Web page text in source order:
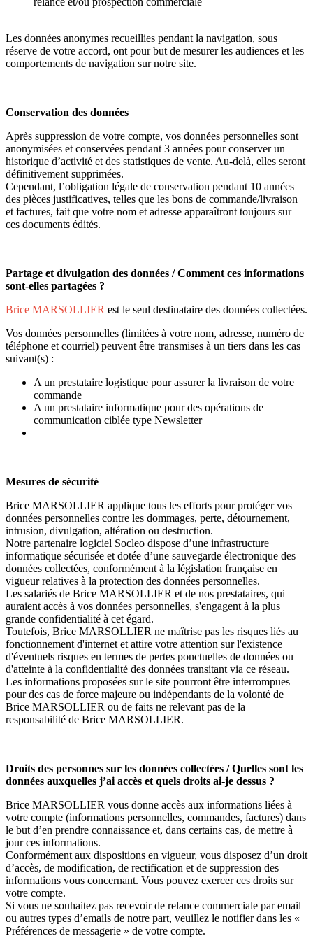
Les données anonymes recueillies pendant la navigation, sous
réserve de votre accord, ont pour but de mesurer les audiences et les
comportements de navigation sur notre site.
Conservation des données
Après suppression de votre compte, vos données personnelles sont
anonymisées et conservées pendant 3 années pour conserver un
historique d’activité et des statistiques de vente. Au-delà, elles seront
définitivement supprimées.
Cependant, l’obligation légale de conservation pendant 10 années
des pièces justificatives, telles que les bons de commande/livraison
et factures, fait que votre nom et adresse apparaîtront toujours sur
ces documents édités.
Partage et divulgation des données / Comment ces informations
sont-elles partagées ?
Brice MARSOLLIER est le seul destinataire des données collectées.
Vos données personnelles (limitées à votre nom, adresse, numéro de
téléphone et courriel) peuvent être transmises à un tiers dans les cas
suivant(s) :
A un prestataire logistique pour assurer la livraison de votre
commande
A un prestataire informatique pour des opérations de
communication ciblée type Newsletter
Mesures de sécurité
Brice MARSOLLIER applique tous les efforts pour protéger vos
données personnelles contre les dommages, perte, détournement,
intrusion, divulgation, altération ou destruction.
Notre partenaire logiciel Socleo dispose d’une infrastructure
informatique sécurisée et dotée d’une sauvegarde électronique des
données collectées, conformément à la législation française en
vigueur relatives à la protection des données personnelles.
Les salariés de Brice MARSOLLIER et de nos prestataires, qui
auraient accès à vos données personnelles, s'engagent à la plus
grande confidentialité à cet égard.
Toutefois, Brice MARSOLLIER ne maîtrise pas les risques liés au
fonctionnement d'internet et attire votre attention sur l'existence
d'éventuels risques en termes de pertes ponctuelles de données ou
d'atteinte à la confidentialité des données transitant via ce réseau.
Les informations proposées sur le site pourront être interrompues
pour des cas de force majeure ou indépendants de la volonté de
Brice MARSOLLIER ou de faits ne relevant pas de la
responsabilité de Brice MARSOLLIER.
Droits des personnes sur les données collectées / Quelles sont les
données auxquelles j’ai accès et quels droits ai-je dessus ?
Brice MARSOLLIER vous donne accès aux informations liées à
votre compte (informations personnelles, commandes, factures) dans
le but d’en prendre connaissance et, dans certains cas, de mettre à
jour ces informations.
Conformément aux dispositions en vigueur, vous disposez d’un droit
d’accès, de modification, de rectification et de suppression des
informations vous concernant. Vous pouvez exercer ces droits sur
votre compte.
Si vous ne souhaitez pas recevoir de relance commerciale par email
ou autres types d’emails de notre part, veuillez le notifier dans les «
Préférences de messagerie » de votre compte.